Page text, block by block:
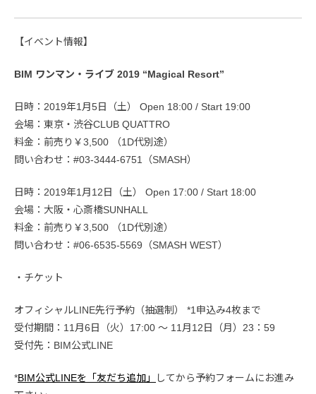
【イベント情報】
BIM ワンマン・ライブ 2019 “Magical Resort”
日時：2019年1月5日（土） Open 18:00 / Start 19:00
会場：東京・渋谷CLUB QUATTRO
料金：前売り￥3,500 （1D代別途）
問い合わせ：#03-3444-6751（SMASH）
日時：2019年1月12日（土） Open 17:00 / Start 18:00
会場：大阪・心斎橋SUNHALL
料金：前売り￥3,500 （1D代別途）
問い合わせ：#06-6535-5569（SMASH WEST）
・チケット
オフィシャルLINE先行予約（抽選制） *1申込み4枚まで
受付期間：11月6日（火）17:00 〜 11月12日（月）23：59
受付先：BIM公式LINE
*BIM公式LINEを「友だち追加」
してから予約フォームにお進み